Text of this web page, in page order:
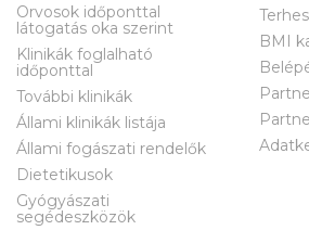
Orvosok időponttal
látogatás oka szerint
Klinikák foglalható
időponttal
További klinikák
Állami klinikák listája
Állami fogászati rendelők
Dietetikusok
Gyógyászati
segédeszközök
BMI